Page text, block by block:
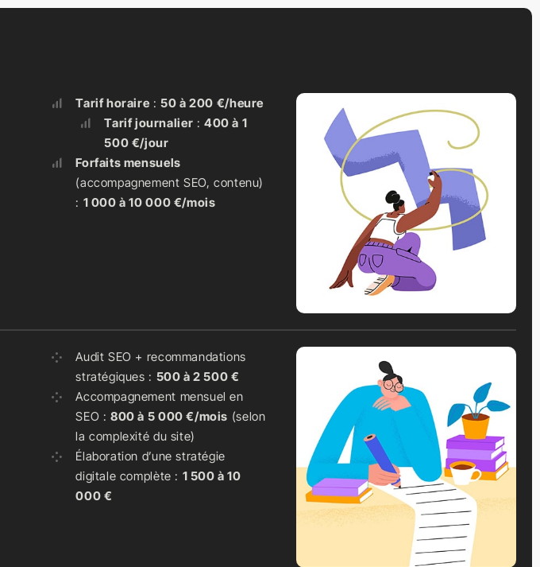
Tarif horaire :50 à 200 €/heure
Tarif journalier : 400 à 1
500 €/jour
Forfaits mensuels
(accompagnement SEO, contenu)
: 1 000 à 10 000 €/mois
Audit SEO + recommandations
stratégiques : 500 à 2 500 €
Accompagnement mensuel en
SEO :800 à 5 000 €/mois (selon
la complexité du site)
Élaboration d’une stratégie
digitale complète : 1 500 à 10
000 €